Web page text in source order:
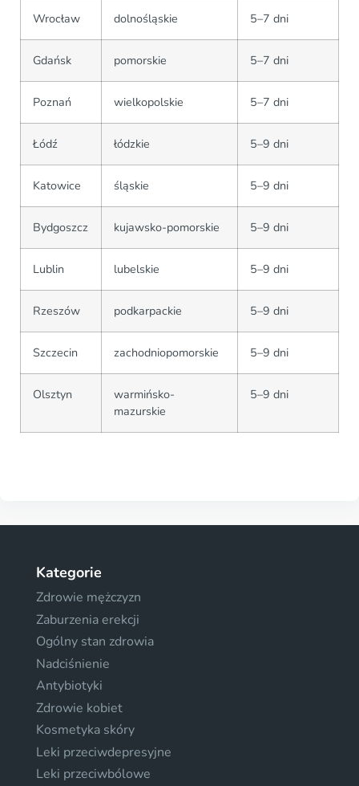
Wrocław dolnośląskie 5–7 dni
Gdańsk pomorskie 5–7 dni
Poznań wielkopolskie 5–7 dni
Łódź łódzkie 5–9 dni
Katowice śląskie 5–9 dni
Bydgoszcz kujawsko-pomorskie 5–9 dni
Lublin lubelskie 5–9 dni
Rzeszów podkarpackie 5–9 dni
Szczecin zachodniopomorskie 5–9 dni
Olsztyn
warmińsko-
mazurskie
5–9 dni
Kategorie
Zdrowie mężczyzn
Zaburzenia erekcji
Ogólny stan zdrowia
Nadciśnienie
Antybiotyki
Zdrowie kobiet
Kosmetyka skóry
Leki przeciwdepresyjne
Leki przeciwbólowe